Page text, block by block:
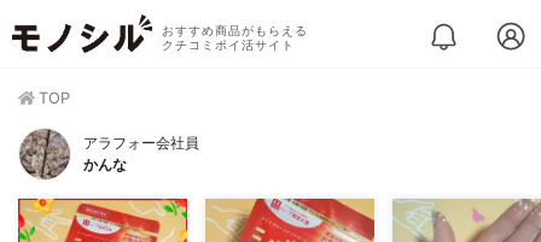
おすすめ商品がもらえる
クチコミポイ活サイト
TOP
アラフォー会社員
かんな